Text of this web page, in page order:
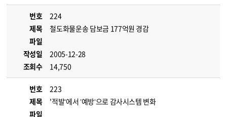
번호
224
제목
철도화물운송 담보금 177억원 경감
파일
작성일
2005-12-28
조회수
14,750
번호
223
제목
'적발‘에서 ’예방‘으로 감사시스템 변화
파일